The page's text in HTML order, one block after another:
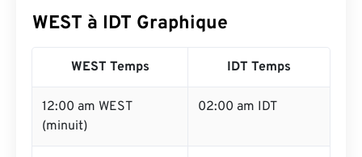
WEST à IDT Graphique
WEST Temps IDT Temps
12:00 am WEST
(minuit)
02:00 am IDT